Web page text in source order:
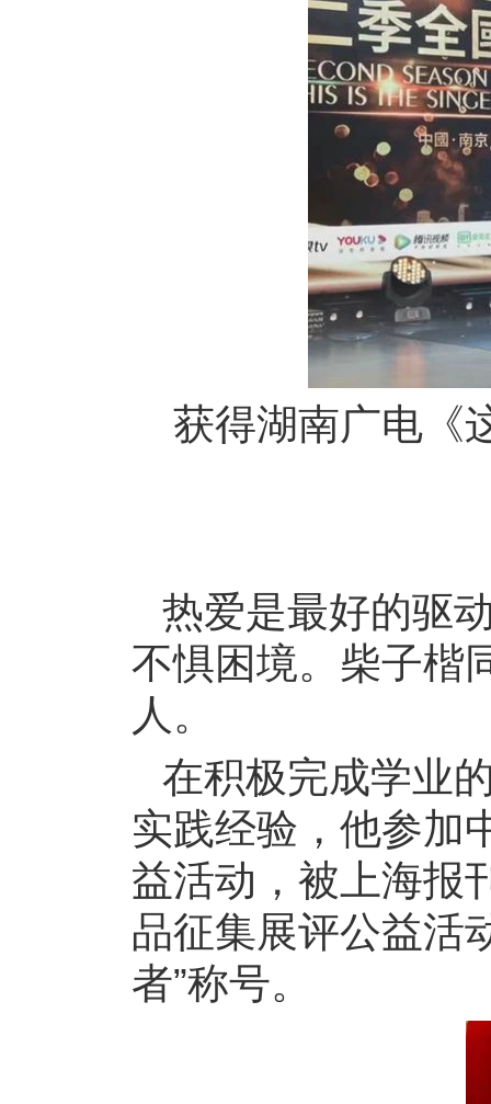
获得湖南广电《
热爱是最好的驱
不惧困境。柴子楷
人。
在积极完成学业
实践经验，他参加
益活动，被上海报
品征集展评公益活
者”称号。